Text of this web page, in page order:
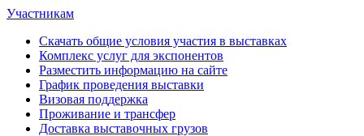
Участникам
Скачать общие условия участия в выставках
Комплекс услуг для экспонентов
Разместить информацию на сайте
График проведения выставки
Визовая поддержка
Проживание и трансфер
Доставка выставочных грузов